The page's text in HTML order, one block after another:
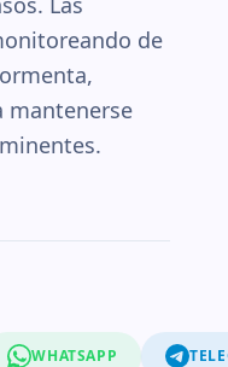
de
mantenerse
WHATSAPP